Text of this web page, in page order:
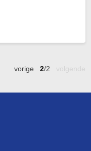
vorige 2/2